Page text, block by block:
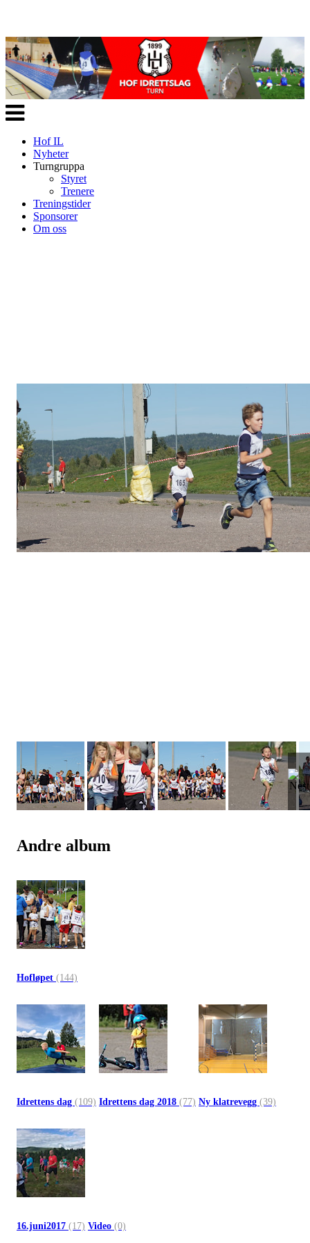
Veksle
navigasjon
Hof IL
Nyheter
Turngruppa
Styret
Trenere
Treningstider
Sponsorer
Om oss
Andre album
Hofløpet (144)
Idrettens dag (109) Idrettens dag 2018 (77) Ny klatrevegg (39)
16.juni2017 (17) Video (0)